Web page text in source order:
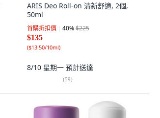
ARIS Deo Roll-on 清新舒適, 2個,
50ml
首購折扣價 40%$225
$135
($13.50/10ml)
8/10 星期一 預計送達
(59)